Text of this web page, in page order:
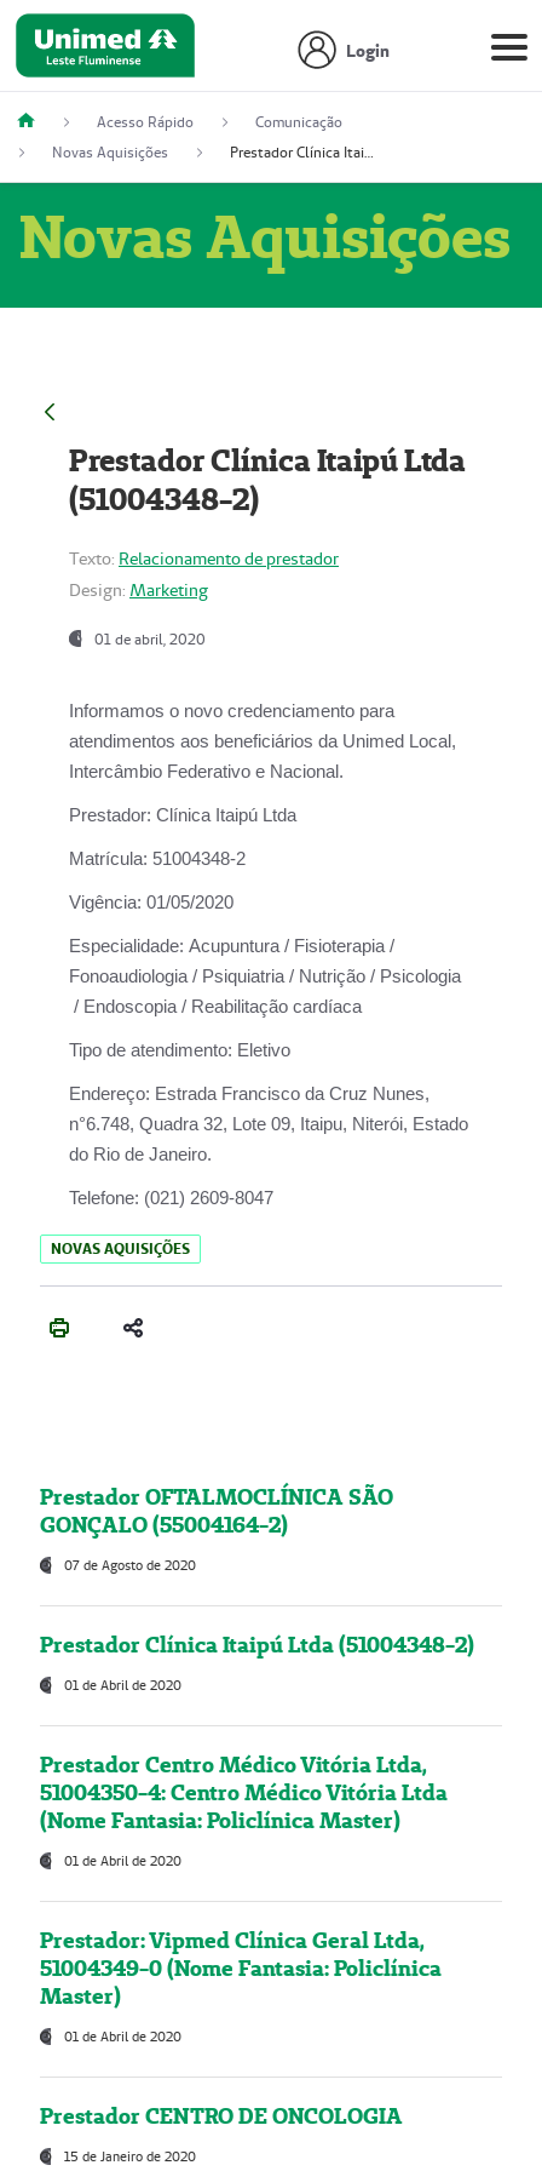
Login
Acesso Rápido
Comunicação
Novas Aquisições
Prestador Clínica Itaipú Ltda (51004348-2)
Novas Aquisições
Prestador Clínica Itaipú Ltda
(51004348-2)
Texto: Relacionamento de prestador
Design: Marketing
01 de abril, 2020
Informamos o novo credenciamento para
atendimentos aos beneficiários da Unimed Local,
Intercâmbio Federativo e Nacional.
Prestador: Clínica Itaipú Ltda
Matrícula: 51004348-2
Vigência: 01/05/2020
Especialidade: Acupuntura / Fisioterapia /
Fonoaudiologia / Psiquiatria / Nutrição / Psicologia
/ Endoscopia / Reabilitação cardíaca
Tipo de atendimento: Eletivo
Endereço: Estrada Francisco da Cruz Nunes,
n°6.748, Quadra 32, Lote 09, Itaipu, Niterói, Estado
do Rio de Janeiro.
Telefone: (021) 2609-8047
NOVAS AQUISIÇÕES
Prestador OFTALMOCLÍNICA SÃO
GONÇALO (55004164-2)
07 de Agosto de 2020
Prestador Clínica Itaipú Ltda (51004348-2)
01 de Abril de 2020
Prestador Centro Médico Vitória Ltda,
51004350-4: Centro Médico Vitória Ltda
(Nome Fantasia: Policlínica Master)
01 de Abril de 2020
Prestador: Vipmed Clínica Geral Ltda,
51004349-0 (Nome Fantasia: Policlínica
Master)
01 de Abril de 2020
Prestador CENTRO DE ONCOLOGIA
15 de Janeiro de 2020